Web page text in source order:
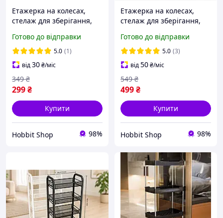
Етажерка на колесах,
стелаж для зберігання,
ванної, кухні, 32х20х60см,
УЦІНКА
Готово до відправки
5.0 (1)
від30₴/міс
299₴
349 ₴
Купити
Hobbit Shop 98%
Етажерка на колесах,
стелаж для зберігання,
ванної, кухні,
32х20х100см
Готово до відправки
5.0 (3)
від50₴/міс
499₴
549 ₴
Купити
Hobbit Shop 98%